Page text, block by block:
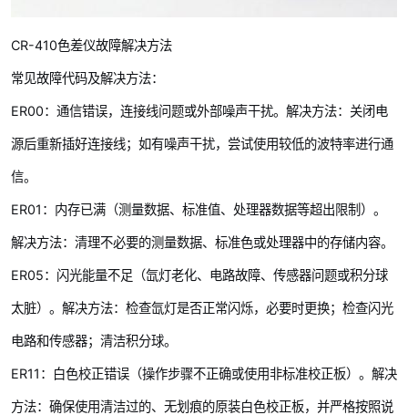
CR-410色差仪故障解决方法
常见故障代码及解决方法：
ER00：通信错误，连接线问题或外部噪声干扰。解决方法：关闭电
源后重新插好连接线；如有噪声干扰，尝试使用较低的波特率进行通
信。
ER01：内存已满（测量数据、标准值、处理器数据等超出限制）。
解决方法：清理不必要的测量数据、标准色或处理器中的存储内容。
ER05：闪光能量不足（氙灯老化、电路故障、传感器问题或积分球
太脏）。解决方法：检查氙灯是否正常闪烁，必要时更换；检查闪光
电路和传感器；清洁积分球。
ER11：白色校正错误（操作步骤不正确或使用非标准校正板）。解决
方法：确保使用清洁过的、无划痕的原装白色校正板，并严格按照说